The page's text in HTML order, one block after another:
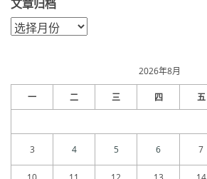
文章归档
文
章
2026年8月
一 二 三 四 五
3 4 5 6 7